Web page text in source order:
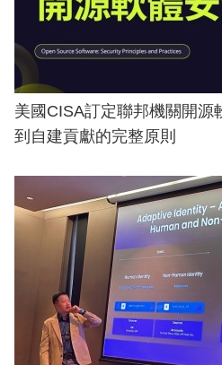
美國CISA訂定聯邦機關開源
到自建貢獻的完整原則